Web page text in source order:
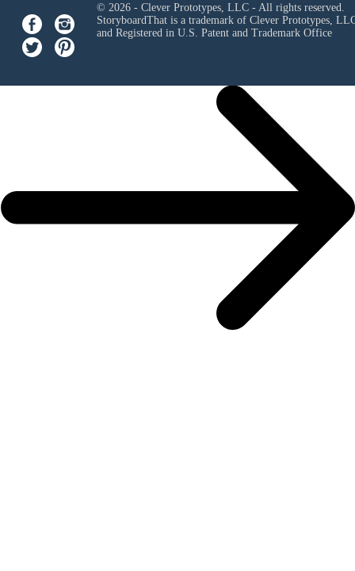
© 2026 - Clever Prototypes, LLC - All rights reserved.
StoryboardThat is a trademark of Clever Prototypes,
and Registered in U.S. Patent and Trademark Office